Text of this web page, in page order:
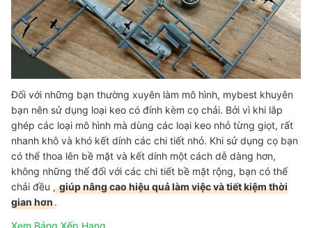
Đối với những bạn thường xuyên làm mô hình, mybest khuyên
bạn nên sử dụng loại keo có đính kèm cọ chải. Bởi vì khi lắp
ghép các loại mô hình mà dùng các loại keo nhỏ từng giọt, rất
nhanh khô và khó kết dính các chi tiết nhỏ. Khi sử dụng cọ bạn
có thể thoa lên bề mặt và kết dính một cách dễ dàng hơn,
không những thế đối với các chi tiết bề mặt rộng, bạn có thể
chải đều ,giúp nâng cao hiệu quả làm việc và tiết kiệm thời
gian hơn.
Xem Bảng Xếp Hạng